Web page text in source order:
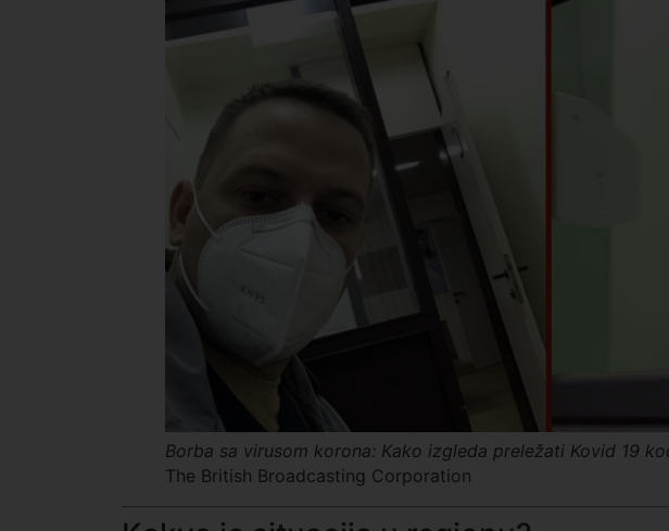
Borba sa virusom korona: Kako izgleda preležati Kovid 19
The British Broadcasting Corporation